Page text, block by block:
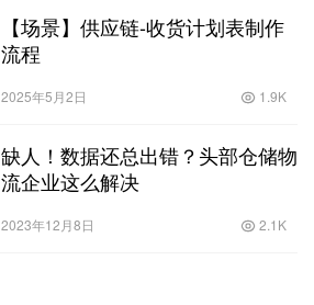
【场景】供应链-收货计划表制作
流程
2025年5月2日 1.9K
缺人！数据还总出错？头部仓储物
流企业这么解决
2023年12月8日 2.1K